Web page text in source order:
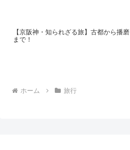
【京阪神・知られざる旅】古都から播磨
まで！
ホーム 旅行